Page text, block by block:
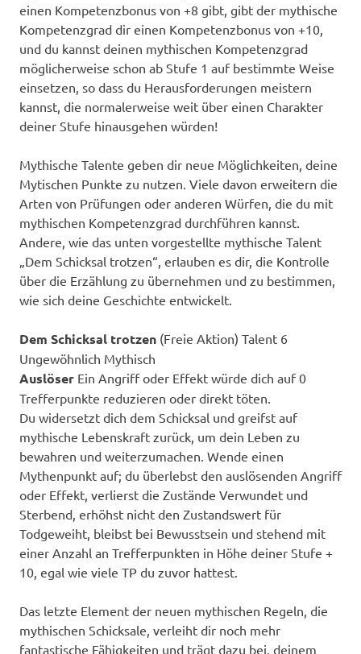
einen Kompetenzbonus von +8 gibt, gibt der mythische
Kompetenzgrad dir einen Kompetenzbonus von +10,
und du kannst deinen mythischen Kompetenzgrad
möglicherweise schon ab Stufe 1 auf bestimmte Weise
einsetzen, so dass du Herausforderungen meistern
kannst, die normalerweise weit über einen Charakter
deiner Stufe hinausgehen würden!
Mythische Talente geben dir neue Möglichkeiten, deine
Mytischen Punkte zu nutzen. Viele davon erweitern die
Arten von Prüfungen oder anderen Würfen, die du mit
mythischen Kompetenzgrad durchführen kannst.
Andere, wie das unten vorgestellte mythische Talent
„Dem Schicksal trotzen“, erlauben es dir, die Kontrolle
über die Erzählung zu übernehmen und zu bestimmen,
wie sich deine Geschichte entwickelt.
Dem Schicksal trotzen (Freie Aktion) Talent 6
Ungewöhnlich Mythisch
Auslöser Ein Angriff oder Effekt würde dich auf 0
Trefferpunkte reduzieren oder direkt töten.
Du widersetzt dich dem Schicksal und greifst auf
mythische Lebenskraft zurück, um dein Leben zu
bewahren und weiterzumachen. Wende einen
Mythenpunkt auf; du überlebst den auslösenden Angriff
oder Effekt, verlierst die Zustände Verwundet und
Sterbend, erhöhst nicht den Zustandswert für
Todgeweiht, bleibst bei Bewusstsein und stehend mit
einer Anzahl an Trefferpunkten in Höhe deiner Stufe +
10, egal wie viele TP du zuvor hattest.
Das letzte Element der neuen mythischen Regeln, die
mythischen Schicksale, verleiht dir noch mehr
fantastische Fähigkeiten und trägt dazu bei, deinem